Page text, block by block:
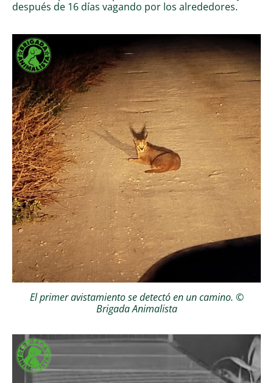
después de 16 días vagando por los alrededores.
El primer avistamiento se detectó en un camino. ©
Brigada Animalista